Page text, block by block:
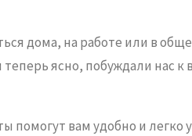
дома, на работе или в
ясно, побуждали
вам удобно и